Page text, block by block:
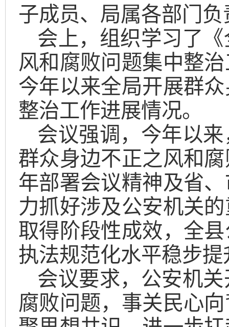
子成员、局属各部门
会上，组织学习了
风和腐败问题集中整
今年以来全局开展群
整治工作进展情况。
会议强调，今年以
群众身边不正之风和
年部署会议精神及省
力抓好涉及公安机关
取得阶段性成效，全
执法规范化水平稳步提
会议要求，公安机
腐败问题，事关民心